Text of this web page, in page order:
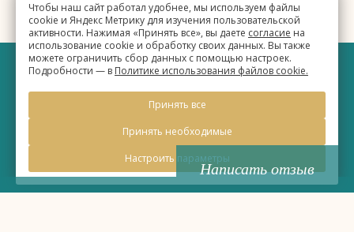
Чтобы наш сайт работал удобнее, мы используем файлы
cookie и Яндекс Метрику для изучения пользовательской
активности. Нажимая «Принять все», вы даете согласие на
использование cookie и обработку своих данных. Вы также
можете ограничить сбор данных с помощью настроек.
Подробности — в Политике использования файлов cookie.
Принять все
Принять необходимые
Настроить параметры
Написать отзыв
2026, Официальный сайт
Правовая информация
Политика обработки персональных данных